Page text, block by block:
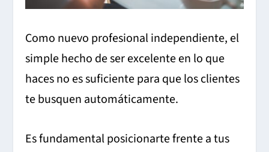
Como nuevo profesional independiente, el
simple hecho de ser excelente en lo que
haces no es suficiente para que los clientes
te busquen automáticamente.
Es fundamental posicionarte frente a tus